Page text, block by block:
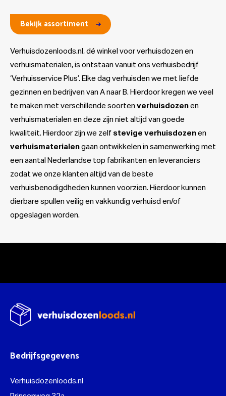
Bekijk assortiment
Verhuisdozenloods.nl, dé winkel voor verhuisdozen en
verhuismaterialen, is ontstaan vanuit ons verhuisbedrijf
‘Verhuisservice Plus’. Elke dag verhuisden we met liefde
gezinnen en bedrijven van A naar B. Hierdoor kregen we veel
te maken met verschillende soorten verhuisdozen en
verhuismaterialen en deze zijn niet altijd van goede
kwaliteit. Hierdoor zijn we zelf stevige verhuisdozen en
verhuismaterialen gaan ontwikkelen in samenwerking met
een aantal Nederlandse top fabrikanten en leveranciers
zodat we onze klanten altijd van de beste
verhuisbenodigdheden kunnen voorzien. Hierdoor kunnen
dierbare spullen veilig en vakkundig verhuisd en/of
opgeslagen worden.
Bedrijfsgegevens
Verhuisdozenloods.nl